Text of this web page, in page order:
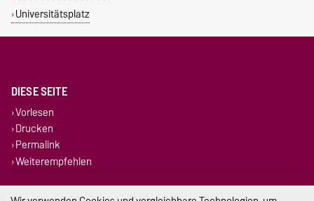
Universitätsplatz
DIESE SEITE
Vorlesen
Drucken
Permalink
Weiterempfehlen
Impressum